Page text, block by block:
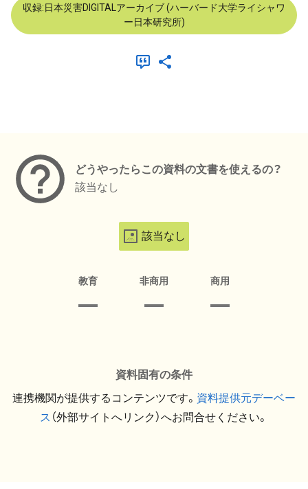
収録:日本災害DIGITALアーカイブ (ハーバード大学ライシャワ
ー日本研究所)
どうやったらこの資料の文書を使えるの？
該当なし
該当なし
教育 非商用 商用
資料固有の条件
連携機関が提供するコンテンツです。 資料提供元デーベー
ス （外部サイトへリンク）へお問合せください。